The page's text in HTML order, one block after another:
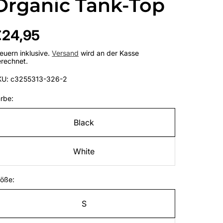
Tank-Top
inklusive.Versand wird an der Kasse
c3255313-326-2
Black
White
S